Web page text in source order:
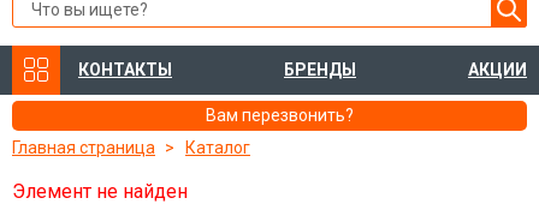
КОНТАКТЫ БРЕНДЫ АКЦИИ
Вам перезвонить?
Главная страница
Каталог
Элемент не найден